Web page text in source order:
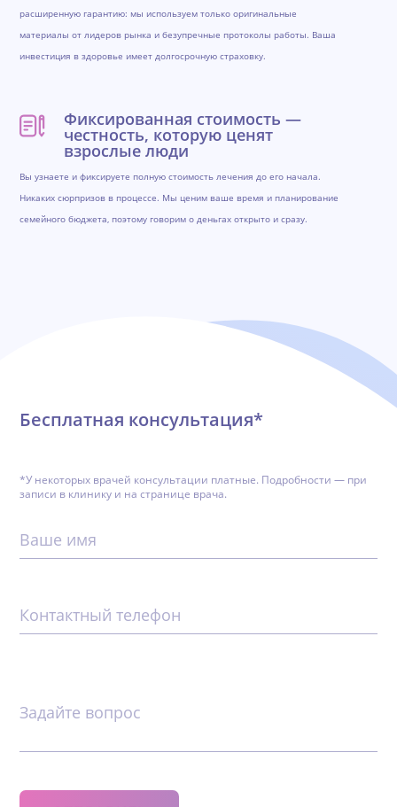
расширенную гарантию: мы используем только оригинальные
материалы от лидеров рынка и безупречные протоколы работы. Ваша
инвестиция в здоровье имеет долгосрочную страховку.
Фиксированная стоимость —
честность, которую ценят
взрослые люди
Вы узнаете и фиксируете полную стоимость лечения до его начала.
Никаких сюрпризов в процессе. Мы ценим ваше время и планирование
семейного бюджета, поэтому говорим о деньгах открыто и сразу.
Бесплатная консультация*
*У некоторых врачей консультации платные. Подробности — при
записи в клинику и на странице врача.
Ваше имя
Контактный телефон
Задайте вопрос